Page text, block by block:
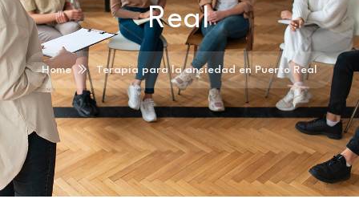
Real
Home Terapia para la ansiedad en Puerto Real